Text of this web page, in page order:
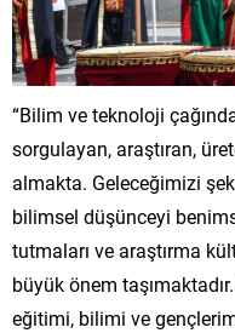
“Bilim ve teknoloji
sorgulayan, araştıran,
almakta. Geleceğimizi
bilimsel düşünceyi
tutmaları ve araştırma
büyük önem
eğitimi, bilimi ve